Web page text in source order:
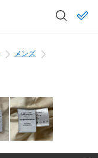
メンズ